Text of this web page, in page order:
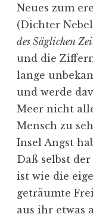
Neues zum
(Dichter
des Säglichen
und die
lange
und werde
Meer nicht
Mensch zu
Insel Angst
Daß selbst
ist wie die
geträumte
aus ihr etwas